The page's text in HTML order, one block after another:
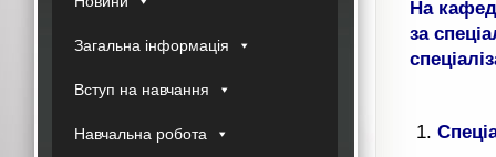
Загальна інформація
Вступ на навчання
Навчальна робота
На
за
С